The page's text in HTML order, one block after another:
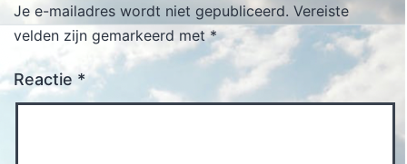
Je e-mailadres wordt niet gepubliceerd. Vereiste
velden zijn gemarkeerd met*
Reactie *